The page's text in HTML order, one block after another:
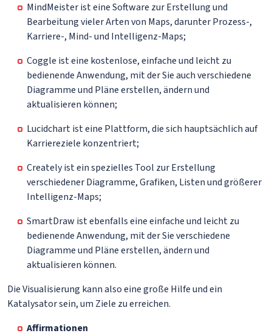
MindMeister ist eine Software zur Erstellung und
Bearbeitung vieler Arten von Maps, darunter Prozess-,
Karriere-, Mind- und Intelligenz-Maps;
Coggle ist eine kostenlose, einfache und leicht zu
bedienende Anwendung, mit der Sie auch verschiedene
Diagramme und Pläne erstellen, ändern und
aktualisieren können;
Lucidchart ist eine Plattform, die sich hauptsächlich auf
Karriereziele konzentriert;
Creately ist ein spezielles Tool zur Erstellung
verschiedener Diagramme, Grafiken, Listen und größerer
Intelligenz-Maps;
SmartDraw ist ebenfalls eine einfache und leicht zu
bedienende Anwendung, mit der Sie verschiedene
Diagramme und Pläne erstellen, ändern und
aktualisieren können.
Die Visualisierung kann also eine große Hilfe und ein
Katalysator sein, um Ziele zu erreichen.
Affirmationen